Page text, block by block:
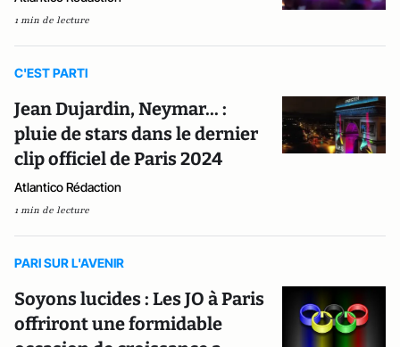
1 min de lecture
C'EST PARTI
Jean Dujardin, Neymar... :
pluie de stars dans le dernier
clip officiel de Paris 2024
Atlantico Rédaction
1 min de lecture
PARI SUR L'AVENIR
Soyons lucides : Les JO à Paris
offriront une formidable